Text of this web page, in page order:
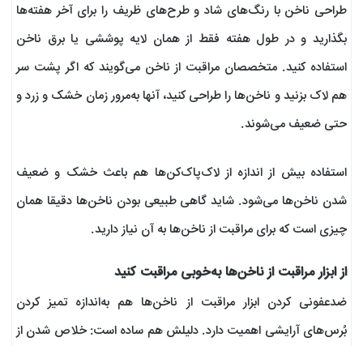
طراحی‌ ناخن با رنگ‌های شاد و طرح‌های ظریف را برای آخر هفته‌ها
بگذارید و در طول هفته فقط از همان لایه پوششی یا برق ناخن
استفاده کنید. متخصصان مراقبت از ناخن می‌گویند که اگر پشت سر
هم لاک بزنید و ناخن‌ها را طراحی کنید، آنها به‌مرور زمان خشک و زرد و
حتی ضعیف می‌شوند.
استفاده بیش‌ از‌ اندازه از لاک‌پاک‌کن‌ها هم باعث خشک و ضعیف
شدن ناخن‌ها می‌شود. شاید گاهی طبیعی بودن ناخن‌ها دقیقا همان
چیزی است که برای مراقبت از ناخن‌ها به آن نیاز دارید.
از ابزار مراقبت از ناخن‌ها به‌خوبی مراقبت کنید
ضدعفونی کردن ابزار مراقبت از ناخن‌ها هم به‌اندازه تمیز کردن
بُرس‌های آرایشی اهمیت دارد. دلیلش هم ساده است: خلاص شدن از